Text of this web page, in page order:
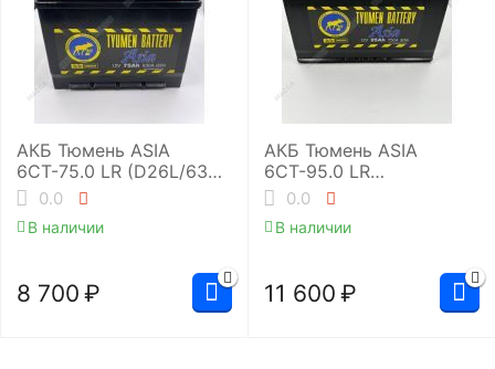
АКБ Тюмень ASIA
6СТ-75.0 LR (D26L/630
EN)0.0
В наличии
8 700 ₽
АКБ Тюмень ASIA
6СТ-95.0 LR
(D31L/750EN)
0.0
В наличии
11 600 ₽